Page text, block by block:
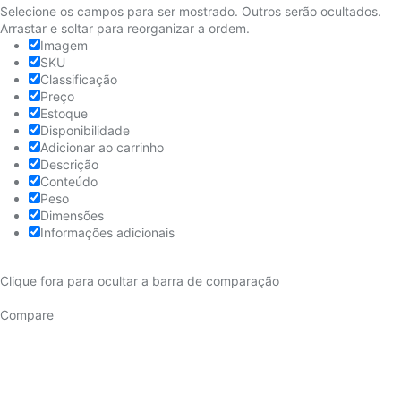
Selecione os campos para ser mostrado. Outros serão ocultados.
Arrastar e soltar para reorganizar a ordem.
Imagem
SKU
Classificação
Preço
Estoque
Disponibilidade
Adicionar ao carrinho
Descrição
Conteúdo
Peso
Dimensões
Informações adicionais
Clique fora para ocultar a barra de comparação
Compare